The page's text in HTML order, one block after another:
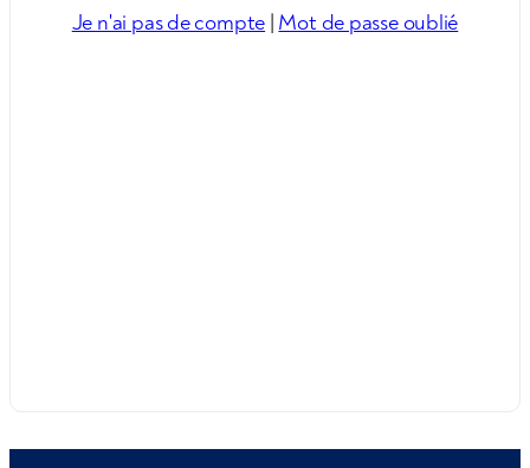
Je n'ai pas de compte | Mot de passe oublié